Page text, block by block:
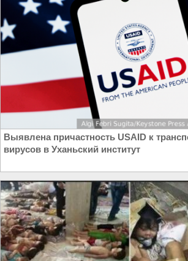
Выявлена причастность USAID к
вирусов в Уханьский институт